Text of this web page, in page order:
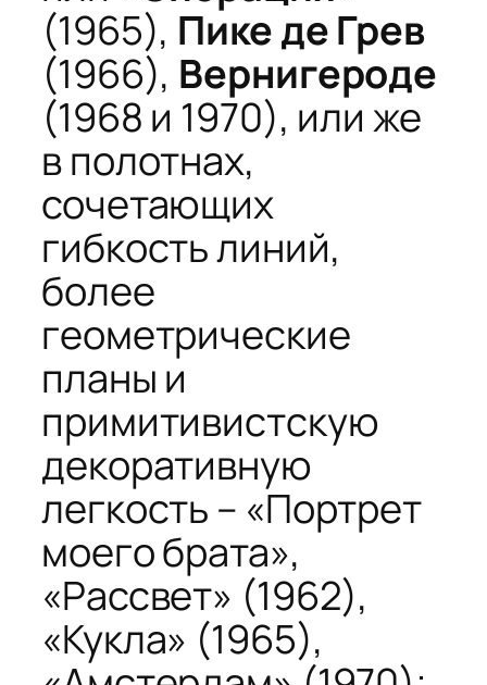
(1965), Пике де Грев
(1966), Вернигероде
(1968 и 1970), или же
в полотнах,
сочетающих
гибкость линий,
более
геометрические
планы и
примитивистскую
декоративную
легкость – «Портрет
моего брата»,
«Рассвет» (1962),
«Кукла» (1965),